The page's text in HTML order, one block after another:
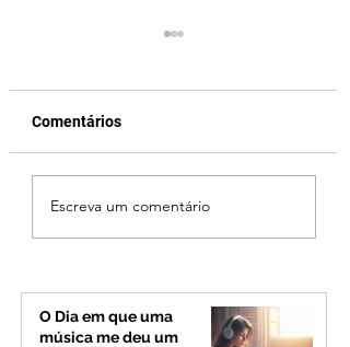
Fechamento da Ponte
rotina de turistas e
Minas e Goiás
Comentários
Escreva um comentário
O Dia em que uma
música me deu um